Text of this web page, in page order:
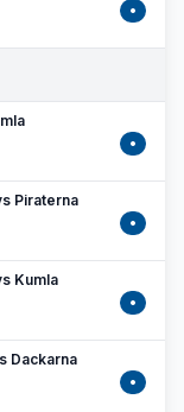
•
•
Piraterna
•
Kumla
•
Dackarna
•